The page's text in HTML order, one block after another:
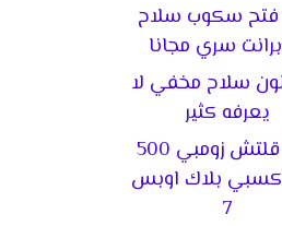
فتح سكوب سلاح
سري مجانا
سلاح مخفي لا
يعرفه كثير
قلتش زومبي 500
بلاك اوبس
7